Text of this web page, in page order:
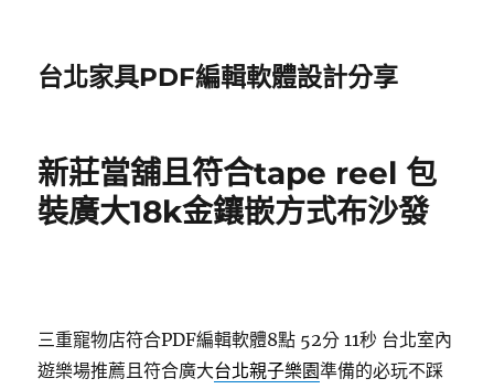
台北家具PDF編輯軟體設計分享
新莊當舖且符合tape reel 包
裝廣大18k金鑲嵌方式布沙發
三重寵物店符合PDF編輯軟體8點 52分 11秒 台北室內
遊樂場推薦且符合廣大台北親子樂園準備的必玩不踩